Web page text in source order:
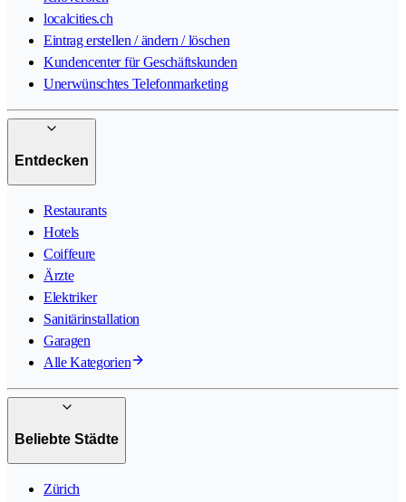
localcities.ch
Eintrag erstellen / ändern / löschen
Kundencenter für Geschäftskunden
Unerwünschtes Telefonmarketing
Entdecken
Restaurants
Hotels
Coiffeure
Ärzte
Elektriker
Sanitärinstallation
Garagen
Alle Kategorien
Beliebte Städte
Zürich